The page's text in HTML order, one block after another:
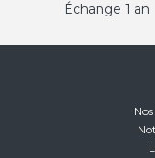
Échange 1 an